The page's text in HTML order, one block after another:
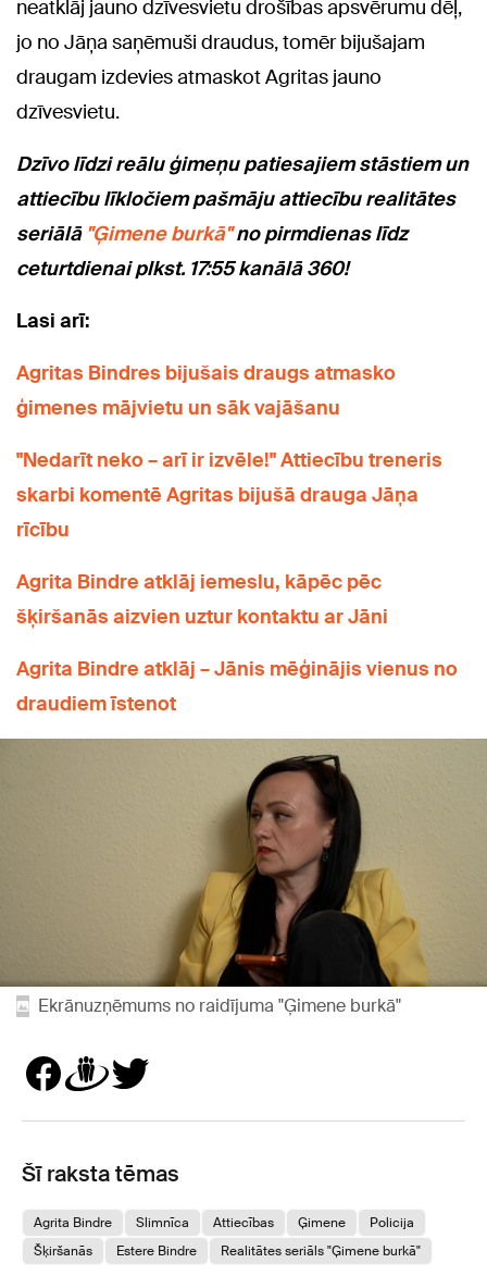
neatklāj jauno dzīvesvietu drošības apsvērumu dēļ,
jo no Jāņa saņēmuši draudus, tomēr bijušajam
draugam izdevies atmaskot Agritas jauno
dzīvesvietu.
Dzīvo līdzi reālu ģimeņu patiesajiem stāstiem un
attiecību līkločiem pašmāju attiecību realitātes
seriālā "Ģimene burkā"no pirmdienas līdz
ceturtdienai plkst. 17:55 kanālā 360!
Lasi arī:
Agritas Bindres bijušais draugs atmasko
ģimenes mājvietu un sāk vajāšanu
"Nedarīt neko – arī ir izvēle!" Attiecību treneris
skarbi komentē Agritas bijušā drauga Jāņa
rīcību
Agrita Bindre atklāj iemeslu, kāpēc pēc
šķiršanās aizvien uztur kontaktu ar Jāni
Agrita Bindre atklāj – Jānis mēģinājis vienus no
draudiem īstenot
Ekrānuzņēmums no raidījuma "Ģimene burkā"
Šī raksta tēmas
Agrita Bindre Slimnīca Attiecības Ģimene
Policija
Šķiršanās
Estere Bindre Realitātes seriāls "Ģimene burkā"